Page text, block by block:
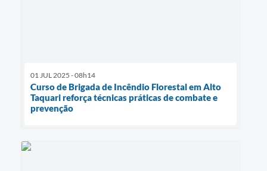
01 JUL 2025 - 08h14
Curso de Brigada de Incêndio Florestal em Alto
Taquari reforça técnicas práticas de combate e
prevenção